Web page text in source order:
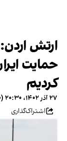
ارتش
حمایت
کردیم
۲۷ آذر ۱۴۰۲، ۲۰:۳۰ (‎+۰ گرینویچ)
اشتراک‌گذاری